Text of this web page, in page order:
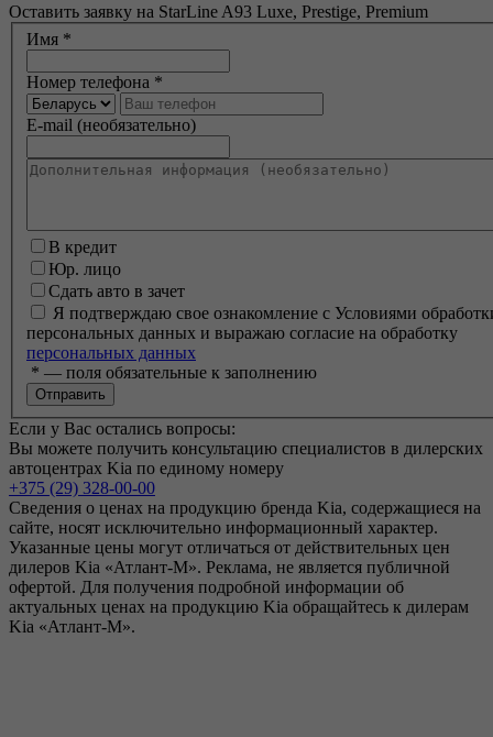
Оставить заявку на StarLine A93 Luxe, Prestige, Premium
Имя *
Номер телефона *
E-mail (необязательно)
В кредит
Юр. лицо
Сдать авто в зачет
Я подтверждаю свое ознакомление с Условиями
персональных данных и выражаю согласие на обработку
персональных данных
* — поля обязательные к заполнению
Если у Вас остались вопросы:
Вы можете получить консультацию специалистов в дилерских
автоцентрах Kia по единому номеру
+375 (29) 328-00-00
Сведения о ценах на продукцию бренда Kia, содержащиеся на
сайте, носят исключительно информационный характер.
Указанные цены могут отличаться от действительных цен
дилеров Kia «Атлант-М». Реклама, не является публичной
офертой. Для получения подробной информации об
актуальных ценах на продукцию Kia обращайтесь к дилерам
Kia «Атлант-М».